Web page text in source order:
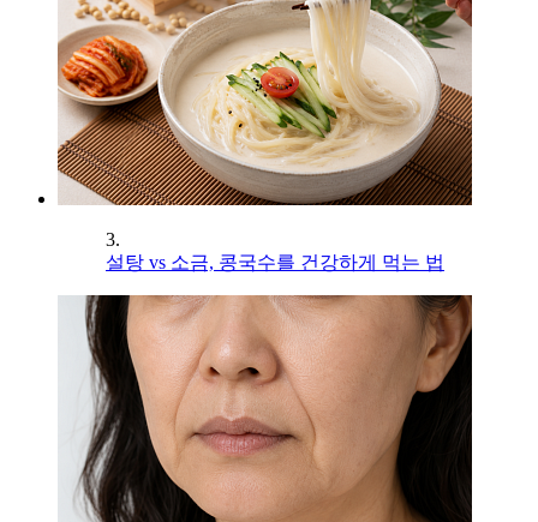
3.
설탕 vs 소금, 콩국수를 건강하게 먹는 법